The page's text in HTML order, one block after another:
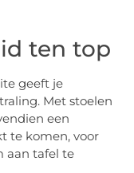
ten top
geeft je
Met stoelen
een
te komen, voor
aan tafel te